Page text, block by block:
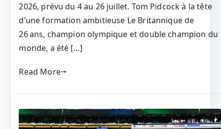
2026, prévu du 4 au 26 juillet. Tom Pidcock à la tête
d’une formation ambitieuse Le Britannique de
26 ans, champion olympique et double champion du
monde, a été […]
Read More